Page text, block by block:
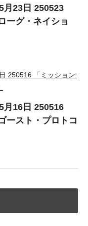
月23日 250523
ーグ・ネイショ
月16日 250516
ースト・プロトコ